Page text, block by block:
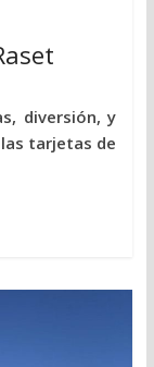
diversión, y
tarjetas de